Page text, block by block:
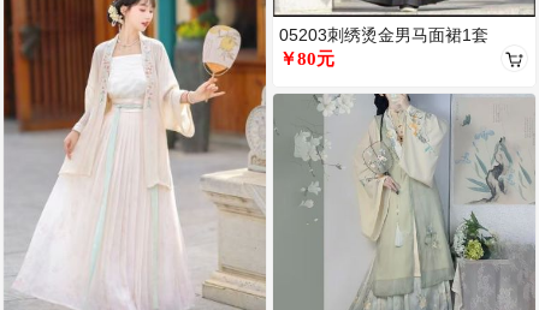
05203刺绣烫金男马面裙1套
￥80元